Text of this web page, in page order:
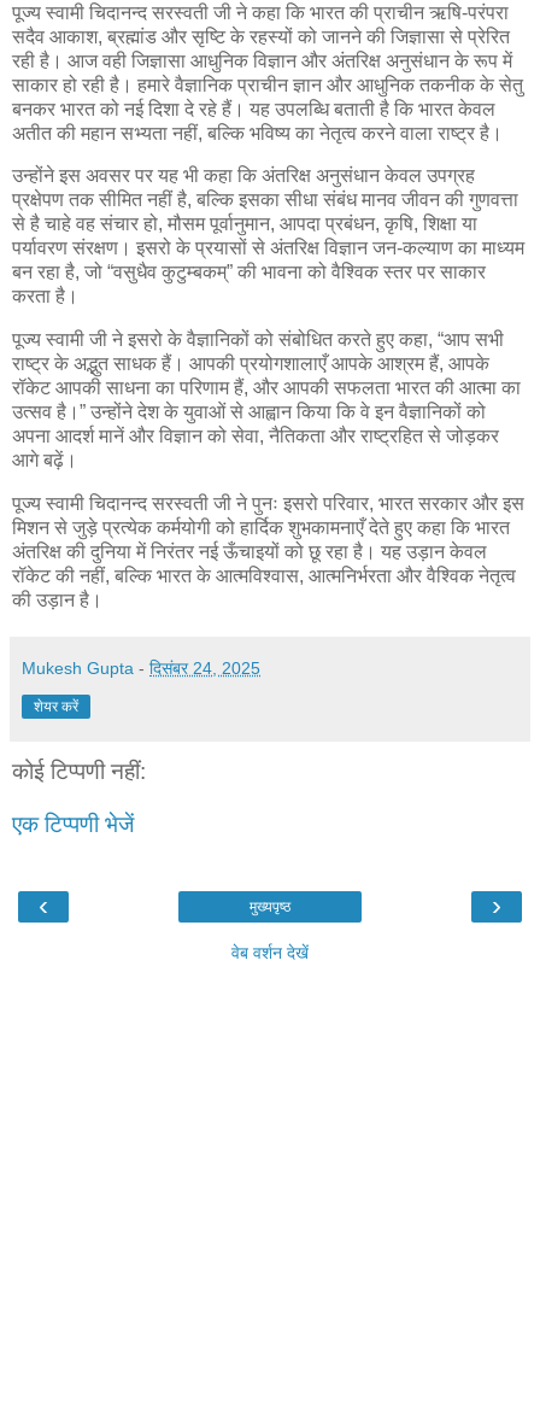
पूज्य स्वामी चिदानन्द सरस्वती जी ने कहा कि भारत की प्राचीन ऋषि-परंपरा
सदैव आकाश, ब्रह्मांड और सृष्टि के रहस्यों को जानने की जिज्ञासा से प्रेरित
रही है। आज वही जिज्ञासा आधुनिक विज्ञान और अंतरिक्ष अनुसंधान के रूप में
साकार हो रही है। हमारे वैज्ञानिक प्राचीन ज्ञान और आधुनिक तकनीक के सेतु
बनकर भारत को नई दिशा दे रहे हैं। यह उपलब्धि बताती है कि भारत केवल
अतीत की महान सभ्यता नहीं, बल्कि भविष्य का नेतृत्व करने वाला राष्ट्र है।
उन्होंने इस अवसर पर यह भी कहा कि अंतरिक्ष अनुसंधान केवल उपग्रह
प्रक्षेपण तक सीमित नहीं है, बल्कि इसका सीधा संबंध मानव जीवन की गुणवत्ता
से है चाहे वह संचार हो, मौसम पूर्वानुमान, आपदा प्रबंधन, कृषि, शिक्षा या
पर्यावरण संरक्षण। इसरो के प्रयासों से अंतरिक्ष विज्ञान जन-कल्याण का माध्यम
बन रहा है, जो “वसुधैव कुटुम्बकम्” की भावना को वैश्विक स्तर पर साकार
करता है।
पूज्य स्वामी जी ने इसरो के वैज्ञानिकों को संबोधित करते हुए कहा, “आप सभी
राष्ट्र के अद्भुत साधक हैं। आपकी प्रयोगशालाएँ आपके आश्रम हैं, आपके
रॉकेट आपकी साधना का परिणाम हैं, और आपकी सफलता भारत की आत्मा का
उत्सव है।” उन्होंने देश के युवाओं से आह्वान किया कि वे इन वैज्ञानिकों को
अपना आदर्श मानें और विज्ञान को सेवा, नैतिकता और राष्ट्रहित से जोड़कर
आगे बढ़ें।
पूज्य स्वामी चिदानन्द सरस्वती जी ने पुनः इसरो परिवार, भारत सरकार और इस
मिशन से जुड़े प्रत्येक कर्मयोगी को हार्दिक शुभकामनाएँ देते हुए कहा कि भारत
अंतरिक्ष की दुनिया में निरंतर नई ऊँचाइयों को छू रहा है। यह उड़ान केवल
रॉकेट की नहीं, बल्कि भारत के आत्मविश्वास, आत्मनिर्भरता और वैश्विक नेतृत्व
की उड़ान है।
Mukesh Gupta - दिसंबर 24, 2025
शेयर करें
कोई टिप्पणी नहीं:
एक टिप्पणी भेजें
‹ ›
मुख्यपृष्ठ
वेब वर्शन देखें